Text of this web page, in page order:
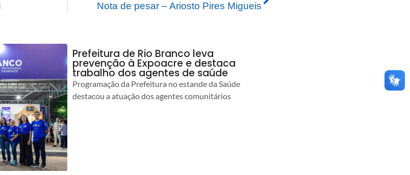
Nota de pesar – Ariosto Pires Migueis
Prefeitura de Rio Branco leva
prevenção à Expoacre e destaca
trabalho dos agentes de saúde
Programação da Prefeitura no estande da Saúde
destacou a atuação dos agentes comunitários